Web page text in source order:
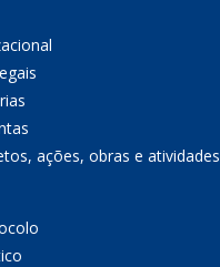
ações, obras e atividades